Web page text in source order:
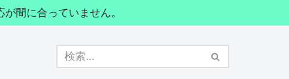
間に合っていません。